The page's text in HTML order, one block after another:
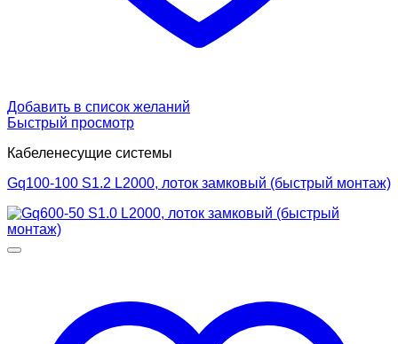
Добавить в список желаний
Быстрый просмотр
Кабеленесущие системы
Gq100-100 S1.2 L2000, лоток замковый (быстрый монтаж)